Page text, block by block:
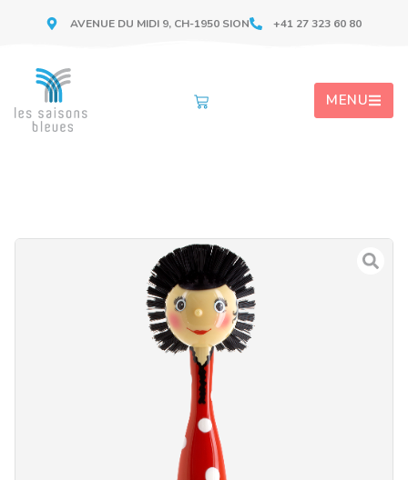
AVENUE DU MIDI 9, CH-1950 SION +41 27 323 60 80
MENU